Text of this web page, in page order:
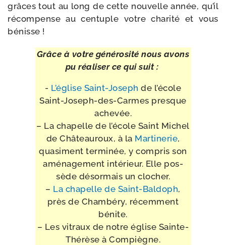
grâces tout au long de cette nou­velle année, qu’il
récom­pense au cen­tuple votre cha­ri­té et vous
bénisse !
Grâce à votre géné­ro­si­té nous avons
pu réa­li­ser ce qui suit :
- L’église Saint-​Joseph de l’école
Saint-​Joseph-​des-​Carmes presque
achevée.
– La cha­pelle de l’école Saint Michel
de Châteauroux, à la Martinerie,
qua­si­ment ter­mi­née, y com­pris son
amé­na­ge­ment inté­rieur. Elle pos­
sède désor­mais un clocher.
– La cha­pelle de Saint-​Baldoph,
près de Chambéry, récem­ment
bénite.
– Les vitraux de notre église Sainte-​
Thérèse à Compiègne.